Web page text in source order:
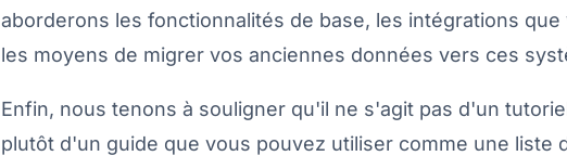
aborderons les fonctionnalités de base, les intégrations
les moyens de migrer vos anciennes données vers ces
Enfin, nous tenons à souligner qu'il ne s'agit pas d'un
plutôt d'un guide que vous pouvez utiliser comme une liste